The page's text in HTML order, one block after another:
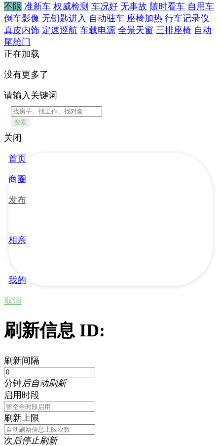
不限 准新车 权威检测 车况好 无事故 随时看车 自用车
倒车影像 无钥匙进入 自动驻车 座椅加热 行车记录仪
真皮内饰 定速巡航 车载电源 全景天窗 三排座椅 自动
尾舱门
正在加载
没有更多了
请输入关键词
搜索
关闭
首页
商圈
发布
相亲
我的
取消
刷新信息 ID:
刷新间隔
分钟后自动刷新
启用时段
刷新上限
次 后停止刷新